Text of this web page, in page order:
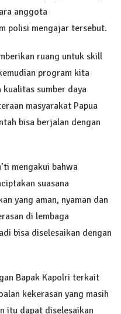
anggota
polisi mengajar tersebut.
ruang untuk skill
program kita
sumber daya
masyarakat Papua
bisa berjalan dengan
mengakui bahwa
suasana
yang aman, nyaman dan
di lembaga
bisa diselesaikan dengan
Bapak Kapolri terkait
kekerasan yang masih
itu dapat diselesaikan